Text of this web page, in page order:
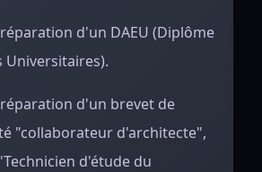
d'un DAEU (Diplôme
Universitaires).
d'un brevet de
"collaborateur d'architecte",
d'étude du